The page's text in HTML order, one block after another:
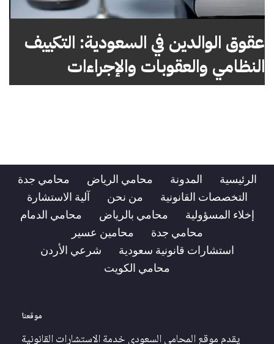
عقوق الوالدين في السعودية: التكييف
النظامي والعقوبات والإجراءات
الرئيسية المدونة محامي الرياض
محامي جدة
التخصصات القانونية
من نحن
آلية الاستشارة
إخلاء المسؤولية
محامي بالرياض
محامي الدمام
محامي جدة
محامين عسير
استشارات قانونية سعودية
شرعي الأردن
محامي الكويت
موقعنا
يقدم موقع المحامي السعودي خدمة الاستشارات القانونية